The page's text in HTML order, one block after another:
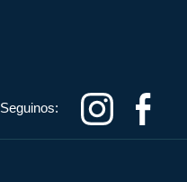
Seguinos: